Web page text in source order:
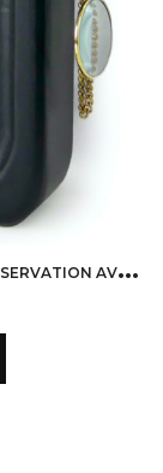
P
APILLON CALIGO ATREUS DANS CADRE À OBSERVATION AVEC LOUPE